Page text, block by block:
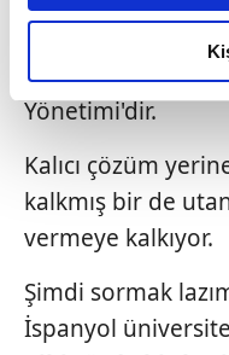
amacımızın size
olduğunu ve sizlere en
elimizden gelen
reklamların
Her halükârda,
takdirde, kullanıcılara
gösterilmeyecektir."
Sizlere daha iyi bir
Sitemizde kendimize
ABD ve AB'nin
Yunanistan ve
Yönetimi'dir.
Kalıcı çözüm
kalkmış bir de
vermeye kalkıyor.
Şimdi sormak
İspanyol